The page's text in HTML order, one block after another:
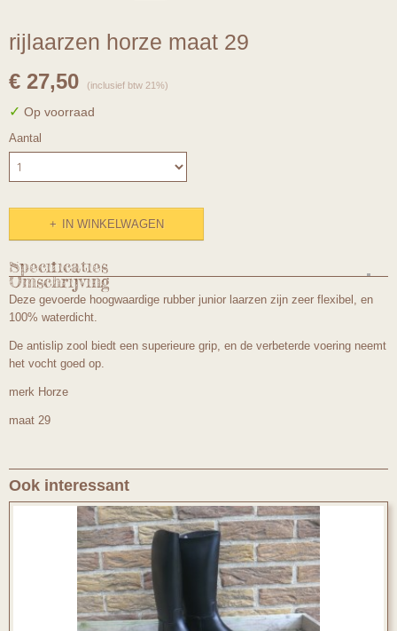
rijlaarzen horze maat 29
€ 27,50 (inclusief btw 21%)
✓ Op voorraad
Aantal
IN WINKELWAGEN
Specificaties
Productcode
horze mt 29
Omschrijving
Deze gevoerde hoogwaardige rubber junior laarzen zijn zeer flexibel, en
100% waterdicht.
De antislip zool biedt een superieure grip, en de verbeterde voering neemt
het vocht goed op.
merk Horze
maat 29
Ook interessant